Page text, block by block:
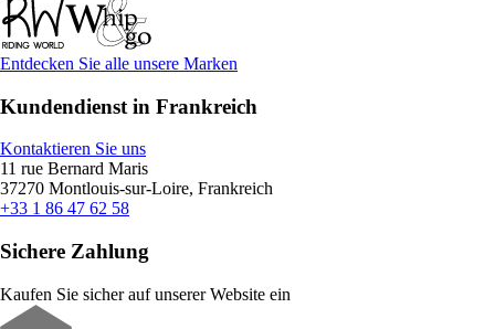
Entdecken Sie alle unsere Marken
Kundendienst in Frankreich
Kontaktieren Sie uns
11 rue Bernard Maris
37270 Montlouis-sur-Loire, Frankreich
+33 1 86 47 62 58
Sichere Zahlung
Kaufen Sie sicher auf unserer Website ein